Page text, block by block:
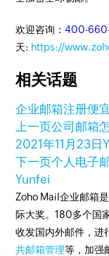
欢迎咨询：400-
天: https://
相关话题
企业邮箱注册便
上一页公司邮箱
2021年11月23日
下一页个人电子
Yunfei
Zoho Mail企业邮箱
际大奖。180多个国
收发国内外邮件，进
共邮箱管理等，加强